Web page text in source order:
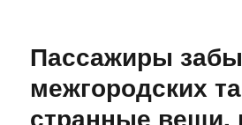
Пассажиры
межгородских
странные вещи,